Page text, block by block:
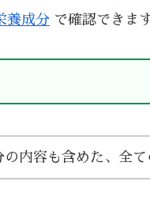
養成分 で確認できます
の内容も含めた、全